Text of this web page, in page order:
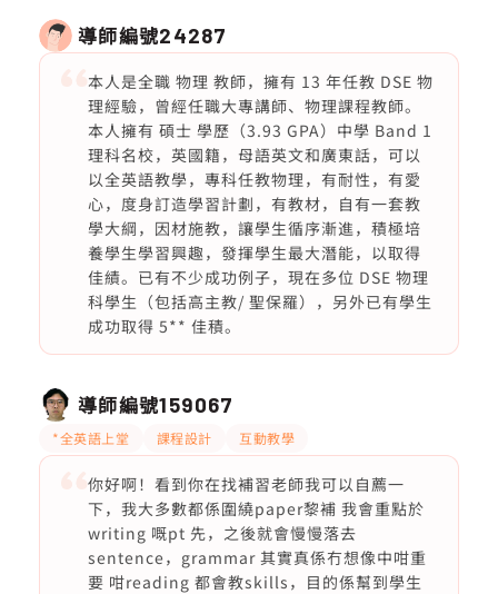
導師編號24287
本人是全職 物理 教師，擁有 13 年任教 DSE 物
理經驗，曾經任職大專講師、物理課程教師。
本人擁有 碩士 學歷（3.93 GPA）中學 Band 1
理科名校，英國籍，母語英文和廣東話，可以
以全英語教學，專科任教物理，有耐性，有愛
心，度身訂造學習計劃，有教材，自有一套教
學大綱，因材施教，讓學生循序漸進，積極培
養學生學習興趣，發揮學生最大潛能，以取得
佳績。已有不少成功例子，現在多位 DSE 物理
科學生（包括高主教/ 聖保羅），另外已有學生
成功取得 5** 佳積。
導師編號159067
*全英語上堂 課程設計 互動教學
你好啊！看到你在找補習老師我可以自薦一
下，我大多數都係圍繞paper黎補 我會重點於
writing 嘅pt 先，之後就會慢慢落去
sentence，grammar 其實真係冇想像中咁重
要 咁reading 都會教skills，目的係幫到學生